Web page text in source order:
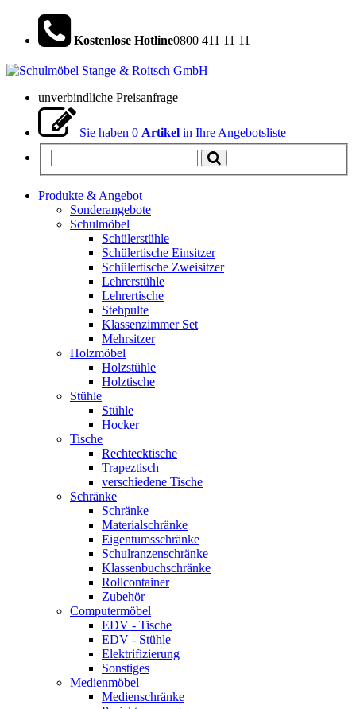
Kostenlose Hotline0800 411 11 11
unverbindliche Preisanfrage
Sie haben 0 Artikel in Ihre Angebotsliste
Produkte & Angebot
Sonderangebote
Schulmöbel
Schülerstühle
Schülertische Einsitzer
Schülertische Zweisitzer
Lehrerstühle
Lehrertische
Stehpulte
Klassenzimmer Set
Mehrsitzer
Holzmöbel
Holzstühle
Holztische
Stühle
Stühle
Hocker
Tische
Rechtecktische
Trapeztisch
verschiedene Tische
Schränke
Schränke
Materialschränke
Eigentumsschränke
Schulranzenschränke
Klassenbuchschränke
Rollcontainer
Zubehör
Computermöbel
EDV - Tische
EDV - Stühle
Elektrifizierung
Sonstiges
Medienmöbel
Medienschränke